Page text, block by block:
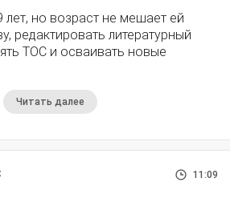
лет, но возраст не мешает ей
редактировать литературный
ТОС и осваивать новые
Читать далее
11:09